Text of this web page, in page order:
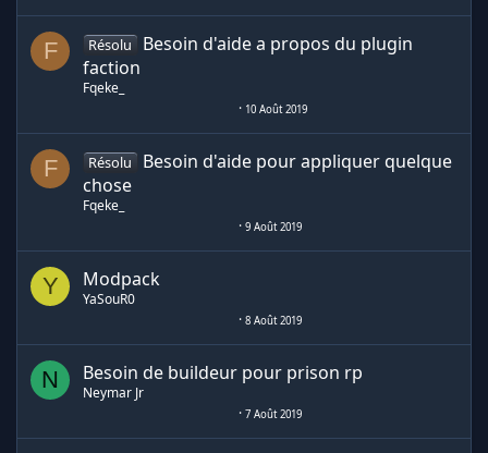
F Résolu
Besoin d'aide a propos du plugin
faction
Fqeke_
10 Août 2019
F Résolu
Besoin d'aide pour appliquer quelque
chose
Fqeke_
9 Août 2019
Y Modpack
YaSouR0
8 Août 2019
N Besoin de buildeur pour prison rp
Neymar Jr
7 Août 2019